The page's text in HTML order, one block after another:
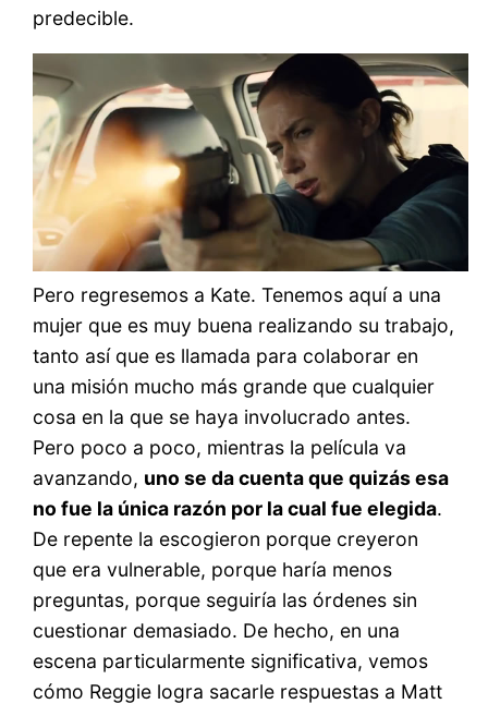
predecible.
Pero regresemos a Kate. Tenemos aquí a una
mujer que es muy buena realizando su trabajo,
tanto así que es llamada para colaborar en
una misión mucho más grande que cualquier
cosa en la que se haya involucrado antes.
Pero poco a poco, mientras la película va
avanzando, uno se da cuenta que quizás esa
no fue la única razón por la cual fue elegida.
De repente la escogieron porque creyeron
que era vulnerable, porque haría menos
preguntas, porque seguiría las órdenes sin
cuestionar demasiado. De hecho, en una
escena particularmente significativa, vemos
cómo Reggie logra sacarle respuestas a Matt